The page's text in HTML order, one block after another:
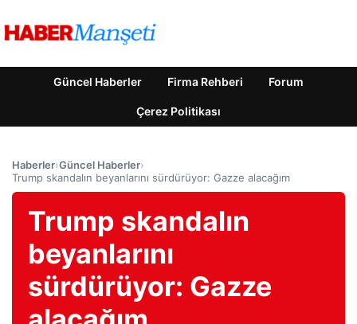
Güncel Haberler Firma Rehberi Forum
Çerez Politikası
Haberler›Güncel Haberler›
Trump skandalın beyanlarını sürdürüyor: Gazze alacağım
Trump skandalın
beyanlarını
sürdürüyor: Gazze